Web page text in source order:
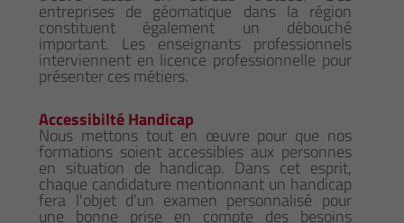
entreprises de géomatique dans la région
constituent également un débouché
important. Les enseignants professionnels
interviennent en licence professionnelle pour
présenter ces métiers.
Accessibilté Handicap
Nous mettons tout en œuvre pour que nos
formations soient accessibles aux personnes
en situation de handicap. Dans cet esprit,
chaque candidature mentionnant un handicap
fera l'objet d'un examen personnalisé pour
une bonne prise en compte des besoins